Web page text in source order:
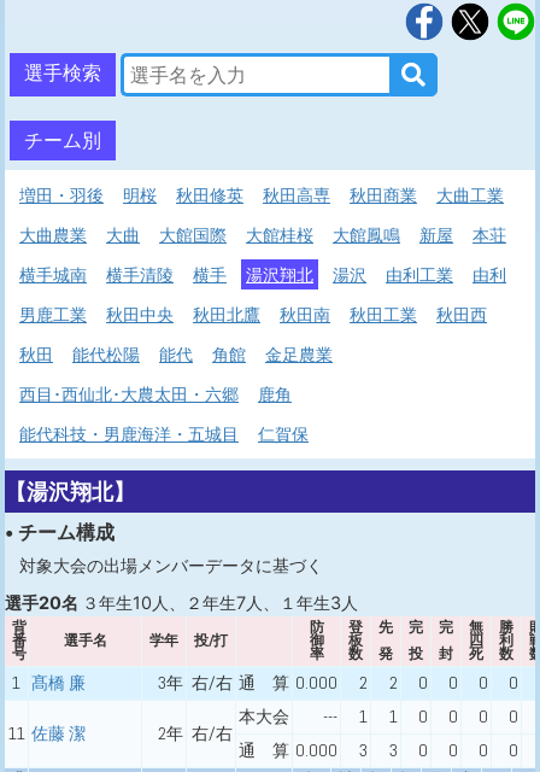
選手検索
チーム別
増田・羽後 明桜 秋田修英 秋田高専 秋田商業
大曲工業
大曲農業
大曲 大館国際 大館桂桜 大館鳳鳴 新屋
本荘
横手城南
横手清陵 横手 湯沢翔北 湯沢 由利工業
由利
男鹿工業
秋田中央 秋田北鷹 秋田南 秋田工業
秋田西
秋田
能代松陽 能代 角館
金足農業
西目･西仙北･大農太田・六郷
鹿角
能代科技・男鹿海洋・五城目
仁賀保
【湯沢翔北】
• チーム構成
対象大会の出場メンバーデータに基づく
選手20名 ３年生10人、２年生7人、１年生3人
背
番
号
選手名 学年 投/打
防
御
率
登
板
数
先
発
完
投
完
封
無
四
死
勝
利
数
1 髙橋 廉 3年 右/右 通 算 0.000 2 2 0 0 0 0
11 佐藤 潔 2年 右/右
本大会 --- 1 1 0 0 0 0
通 算 0.000 3 3 0 0 0 0